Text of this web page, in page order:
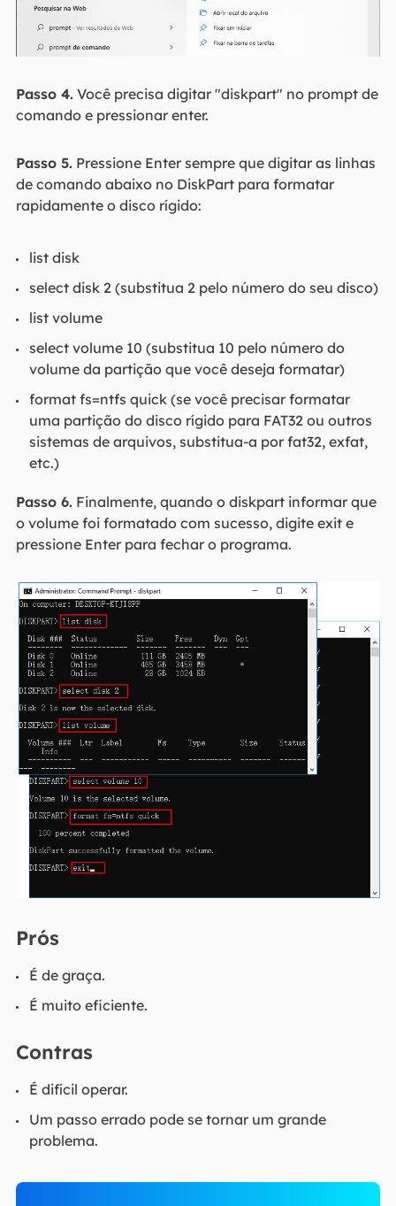
Passo 4.Você precisa digitar "diskpart" no prompt de
comando e pressionar enter.
Passo 5.Pressione Enter sempre que digitar as linhas
de comando abaixo no DiskPart para formatar
rapidamente o disco rígido:
list disk
select disk 2 (substitua 2 pelo número do seu disco)
list volume
select volume 10 (substitua 10 pelo número do
volume da partição que você deseja formatar)
format fs=ntfs quick (se você precisar formatar
uma partição do disco rígido para FAT32 ou outros
sistemas de arquivos, substitua-a por fat32, exfat,
etc.)
Passo 6.Finalmente, quando o diskpart informar que
o volume foi formatado com sucesso, digite exit e
pressione Enter para fechar o programa.
Prós
É de graça.
É muito eficiente.
Contras
É difícil operar.
Um passo errado pode se tornar um grande
problema.